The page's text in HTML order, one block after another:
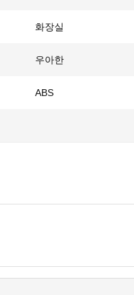
화장실
우아한
ABS